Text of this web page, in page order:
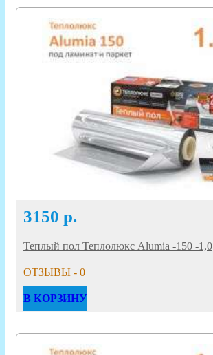
3150 р.
Теплый пол Теплолюкс Alumia -150 -1,0
ОТЗЫВЫ - 0
В КОРЗИНУ